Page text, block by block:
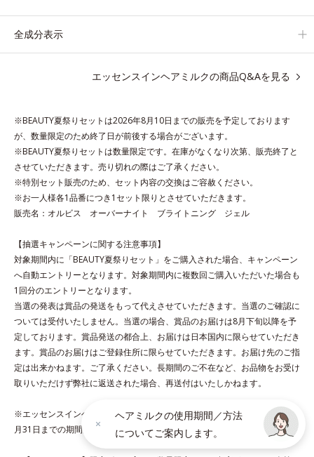
は乾いた髪）に、毛先を中心になじませます。 ドライヤーの熱
さらに高保水ミルク(*2)が、うるおいを逃がさないように髪表面
をコート。内外からのしっかりケアで、うるおい健康美髪をずっ
とキープします。
*1 ダイズステロール配合＝毛髪補修成分
*2 ジエチルヘキサン酸ネオペンチルグリコール、ネオペンタン
各商品の詳しい情報は商品ページをご覧ください。
・BEAUTY夏祭りは、 こちら
・エッセンスインヘアオイルは、こちら
［エッセンスインヘアミルク］
CMC類似成分、11種のアミノ酸をブレンドした毛髪補修成分●高保
水ミルク配合＝保水効果の高い毛髪保護成分●ヒートプロテイン配合
＝毛髪保護成分●シャイニーグロス成分配合＝ツヤ成分●アルコール
フリー
全成分表示
エッセンスインヘアミルクの商品Q&Aを見る
※BEAUTY夏祭りセットは2026年8月10日までの販売を予定しております
が、数量限定のため終了日が前後する場合がございます。
※BEAUTY夏祭りセットは数量限定です。在庫がなくなり次第、販売終了と
させていただきます。売り切れの際はご了承ください。
※特別セット販売のため、セット内容の交換はご容赦ください。
※お一人様各1品番につき1セット限りとさせていただきます。
販売名：オルビス オーバーナイト ブライトニング ジェル
【抽選キャンペーンに関する注意事項】
対象期間内に「BEAUTY夏祭りセット」をご購入された場合、キャンペーン
へ自動エントリーとなります。対象期間内に複数回ご購入いただいた場合も
1回分のエントリーとなります。
当選の発表は賞品の発送をもって代えさせていただきます。当選のご確認に
ついては受付いたしません。当選の場合、賞品のお届けは8月下旬以降を予
定しております。賞品発送の都合上、お届けは日本国内に限らせていただき
ます。賞品のお届けはご登録住所に限らせていただきます。お届け先のご指
定は出来かねます。ご了承ください。長期間のご不在など、お品物をお受け
取りいただけず弊社に返送された場合、再送付はいたしかねます。
※エッセンスインヘアオイル＋エッセンスインヘアミルクセットは2026年8
月31日までの期間限定・通販限定です。
ヘアミルクの使用期間／方法
についてご案内します。